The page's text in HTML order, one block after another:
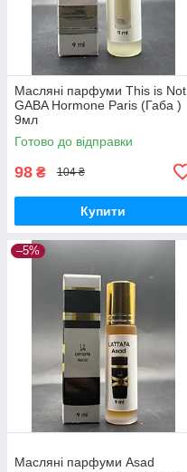
Масляні парфуми This is Not
GABA Hormone Paris (Габа )
9мл
Готово до відправки
98 ₴ 104 ₴
Купити
–5%
Масляні парфуми Asad